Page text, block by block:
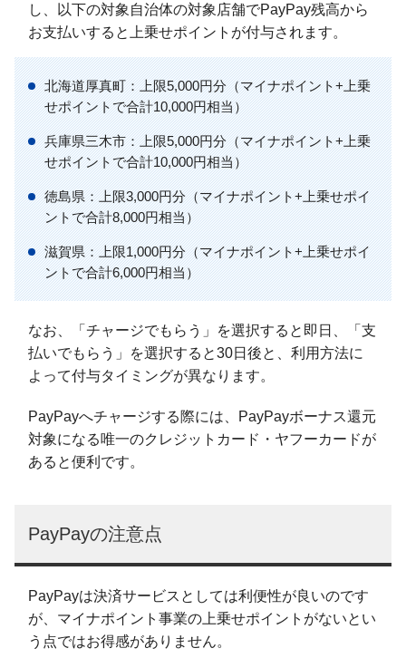
し、以下の対象自治体の対象店舗でPayPay残高から
お支払いすると上乗せポイントが付与されます。
北海道厚真町：上限5,000円分（マイナポイント+上乗
せポイントで合計10,000円相当）
兵庫県三木市：上限5,000円分（マイナポイント+上乗
せポイントで合計10,000円相当）
徳島県：上限3,000円分（マイナポイント+上乗せポイ
ントで合計8,000円相当）
滋賀県：上限1,000円分（マイナポイント+上乗せポイ
ントで合計6,000円相当）
なお、「チャージでもらう」を選択すると即日、「支
払いでもらう」を選択すると30日後と、利用方法に
よって付与タイミングが異なります。
PayPayへチャージする際には、PayPayボーナス還元
対象になる唯一のクレジットカード・ヤフーカードが
あると便利です。
PayPayの注意点
PayPayは決済サービスとしては利便性が良いのです
が、マイナポイント事業の上乗せポイントがないとい
う点ではお得感がありません。